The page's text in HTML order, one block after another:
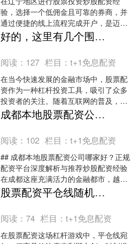
验，选择一个低佣金且可靠的券商，并
通过便捷的线上流程完成开户，是迈向
成功投资的第一步。本文将为您详细解
析如何在辽宁选择低佣金券商....
好的，这里有几个围绕“网上正规实盘配资网”关键词、适合百度收录的标题，均控制在以内：
阅读： 127 栏目：t+1免息配资
在当今快速发展的金融市场中，股票配
资作为一种杠杆投资工具，吸引了众多
投资者的关注。随着互联网的普及，网
上正规实盘配资平台应运而生，为投资
者提供了更多便利。然而，....
成都本地股票配资公司哪家好？正规配资平台推荐
阅读： 102 栏目：t+1免息配资
## 成都本地股票配资公司哪家好？正规
配资平台深度解析与推荐炒股配资经验
在成都这座充满活力的金融都市，越来
越多的投资者开始关注股票配资这一杠
杆工具。面对市场上....
股票配资平仓线随机生成介绍 / 分析 / 如何判断 / 风险适合网站发布不超30字的标题
阅读：74 栏目：t+1免息配资
在股票配资这场杠杆游戏中，平仓线宛